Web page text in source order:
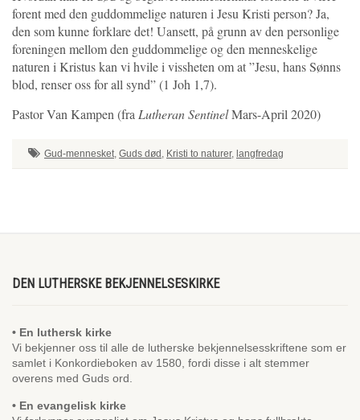
forent med den guddommelige naturen i Jesu Kristi person? Ja,
den som kunne forklare det! Uansett, på grunn av den personlige
foreningen mellom den guddommelige og den menneskelige
naturen i Kristus kan vi hvile i vissheten om at ”Jesu, hans Sønns
blod, renser oss for all synd” (1 Joh 1,7).
Pastor Van Kampen (fra Lutheran SentinelMars-April 2020)
Gud-mennesket, Guds død , Kristi to naturer, langfredag
DEN LUTHERSKE BEKJENNELSESKIRKE
• En luthersk kirke
Vi bekjenner oss til alle de lutherske bekjennelsesskriftene som er
samlet i Konkordieboken av 1580, fordi disse i alt stemmer
overens med Guds ord.
• En evangelisk kirke